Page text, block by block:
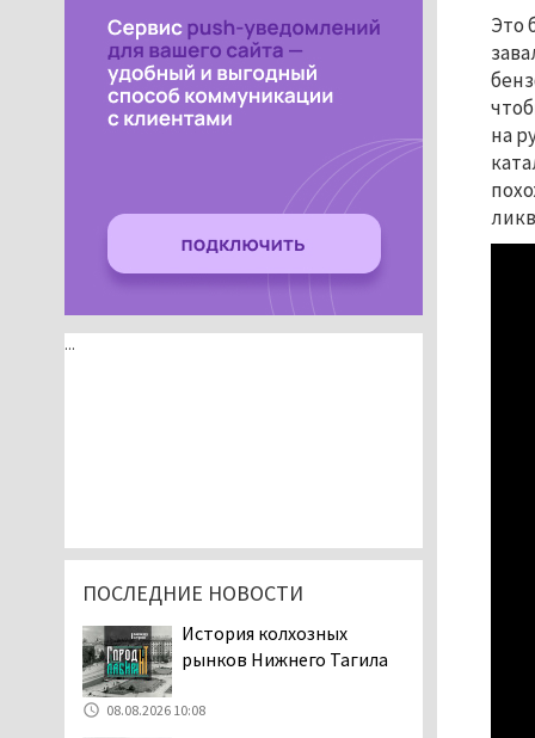
Это
на
...
ПОСЛЕДНИЕ НОВОСТИ
История колхозных
рынков Нижнего Тагила
08.08.2026 10:08